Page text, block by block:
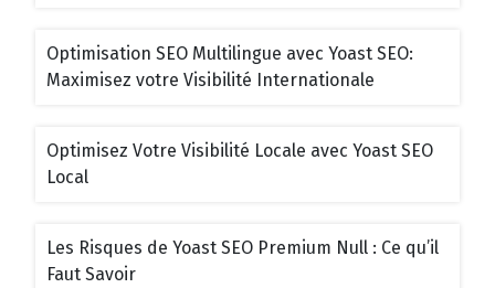
Optimisation SEO Multilingue avec Yoast SEO:
Maximisez votre Visibilité Internationale
Optimisez Votre Visibilité Locale avec Yoast SEO
Local
Les Risques de Yoast SEO Premium Null : Ce qu’il
Faut Savoir